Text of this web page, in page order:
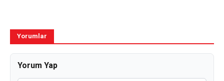
Yorumlar
Yorum Yap